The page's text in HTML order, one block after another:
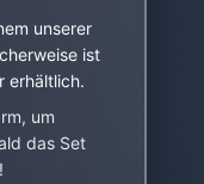
unserer
ist
erhältlich.
um
das Set